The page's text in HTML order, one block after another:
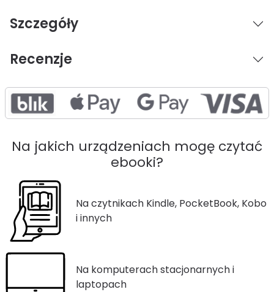
Szczegóły
Recenzje
Na jakich urządzeniach mogę czytać
ebooki?
Na czytnikach Kindle, PocketBook, Kobo
i innych
Na komputerach stacjonarnych i
laptopach